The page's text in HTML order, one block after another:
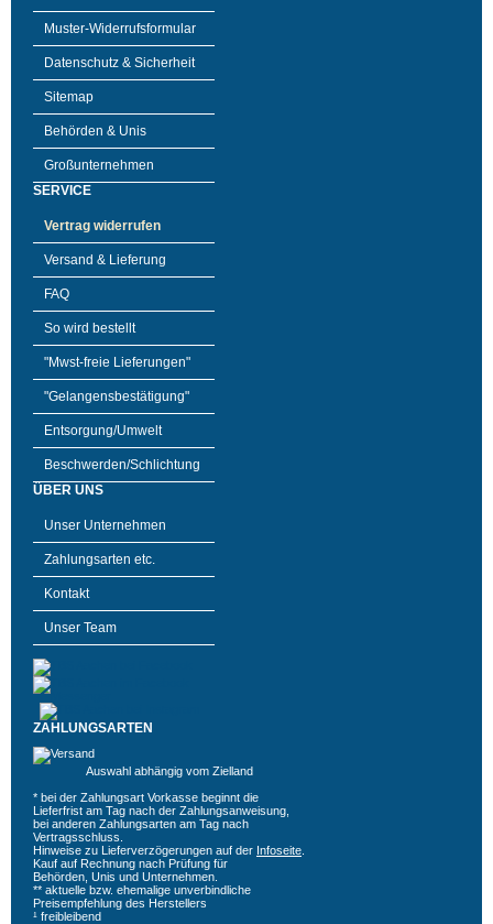
Muster-Widerrufsformular
Datenschutz & Sicherheit
Sitemap
Behörden & Unis
Großunternehmen
SERVICE
Vertrag widerrufen
Versand & Lieferung
FAQ
So wird bestellt
"Mwst-freie Lieferungen"
"Gelangensbestätigung"
Entsorgung/Umwelt
Beschwerden/Schlichtung
ÜBER UNS
Unser Unternehmen
Zahlungsarten etc.
Kontakt
Unser Team
ZAHLUNGSARTEN
Auswahl abhängig vom Zielland
* bei der Zahlungsart Vorkasse beginnt die
Lieferfrist am Tag nach der Zahlungsanweisung,
bei anderen Zahlungsarten am Tag nach
Vertragsschluss.
Hinweise zu Lieferverzögerungen auf der Infoseite
Kauf auf Rechnung nach Prüfung für
Behörden, Unis und Unternehmen.
** aktuelle bzw. ehemalige unverbindliche
Preisempfehlung des Herstellers
¹ freibleibend